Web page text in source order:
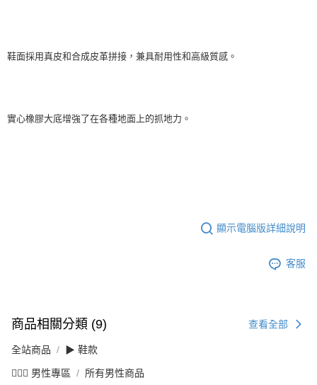
鞋面採用真皮和合成皮革拼接，兼具耐用性和高級質感。
實心橡膠大底增強了在各種地面上的抓地力。
顯示電腦版詳細說明
客服
商品相關分類 (9) 查看全部
全站商品 ▶ 鞋款
💁🏻‍♂️ 男性專區 所有男性商品